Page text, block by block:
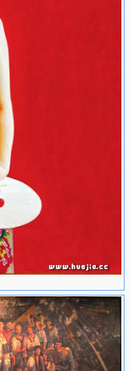
画展。
参加《走过二十
家女孩》入选第十
展（ 1905年—2006
》2007•中国油画名
办画展.
国美展获优秀奖并
来华授教，我国油画
也参与其中，并创作了
手法，着力刻画了一位
画面以单纯的紫灰色
枝映衬出青年女子那如
暗寓了现代人在寻求精
画中那点燃的蜡烛也